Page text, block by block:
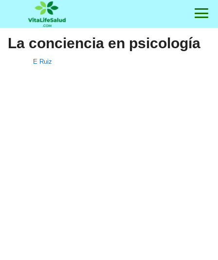
La conciencia en psicología
E Ruiz